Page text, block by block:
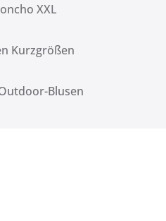
XXL
Kurzgrößen
Blusen